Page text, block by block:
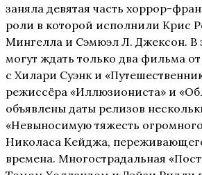
заняла девятая часть хоррор-
роли в которой исполнили Крис
Мингелла и Сэмюэл Л. Джексон. В
могут ждать только два фильма
с Хилари Суэнк и
режиссёра «Иллюзиониста» и
объявлены даты релизов
«Невыносимую тяжесть
Николаса Кейджа,
времена. Многострадальная